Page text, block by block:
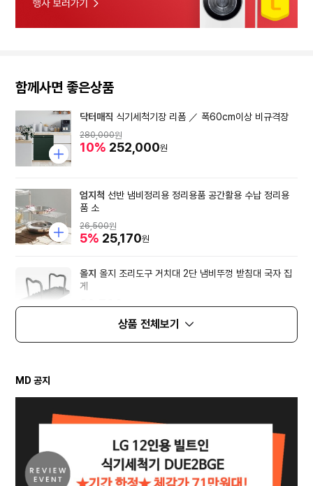
함께사면 좋은상품
닥터매직 식기세척기장 리폼 ／ 폭60cm이상 비규격장
280,000원
10% 252,000원
엄지척 선반 냄비정리용 정리용품 공간활용 수납 정리용
품 소
26,500원
5% 25,170원
올지 올지 조리도구 거치대 2단 냄비뚜껑 받침대 국자 집
게
32,700원
상품 전체보기
MD 공지